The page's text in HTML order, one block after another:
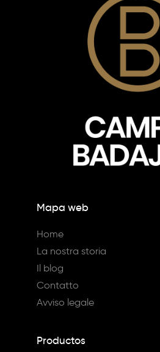
Mapa web
Home
La nostra storia
Il blog
Contatto
Avviso legale
Productos